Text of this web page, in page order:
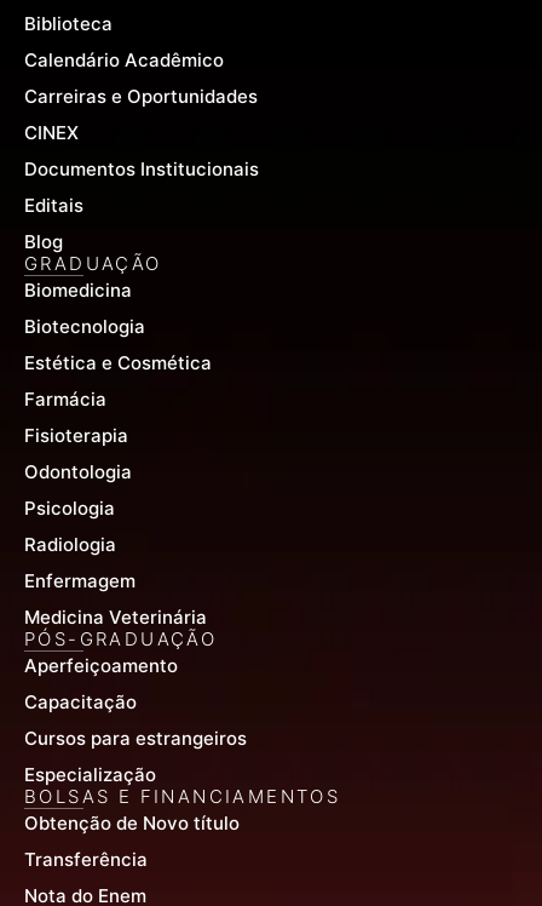
Biblioteca
Calendário Acadêmico
Carreiras e Oportunidades
CINEX
Documentos Institucionais
Editais
Blog
GRADUAÇÃO
Biomedicina
Biotecnologia
Estética e Cosmética
Farmácia
Fisioterapia
Odontologia
Psicologia
Radiologia
Enfermagem
Medicina Veterinária
PÓS-GRADUAÇÃO
Aperfeiçoamento
Capacitação
Cursos para estrangeiros
Especialização
BOLSAS E FINANCIAMENTOS
Obtenção de Novo título
Transferência
Nota do Enem